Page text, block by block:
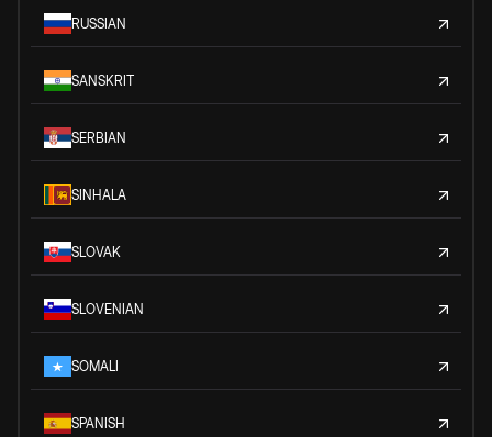
RUSSIAN
SANSKRIT
SERBIAN
SINHALA
SLOVAK
SLOVENIAN
SOMALI
SPANISH